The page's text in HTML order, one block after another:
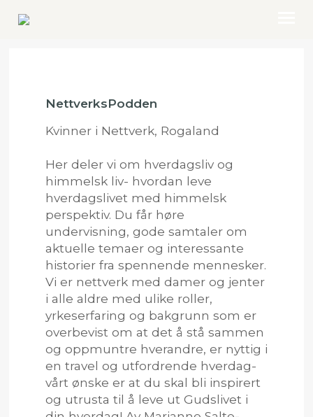
MISJON
HVA SKJER?
NETTVERK
MEDIA
BLOGG
KONTAKT OSS
BLI GIVER
NettverksPodden
Kvinner i Nettverk, Rogaland
Her deler vi om hverdagsliv og
himmelsk liv- hvordan leve
hverdagslivet med himmelsk
perspektiv. Du får høre
undervisning, gode samtaler om
aktuelle temaer og interessante
historier fra spennende mennesker.
Vi er nettverk med damer og jenter
i alle aldre med ulike roller,
yrkeserfaring og bakgrunn som er
overbevist om at det å stå sammen
og oppmuntre hverandre, er nyttig i
en travel og utfordrende hverdag-
vårt ønske er at du skal bli inspirert
og utrusta til å leve ut Gudslivet i